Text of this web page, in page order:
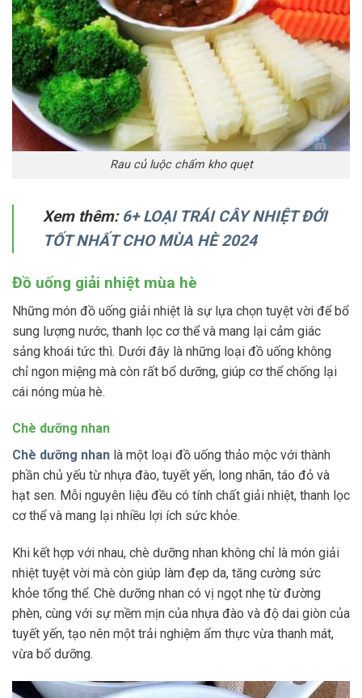
Rau củ luộc chấm kho quẹt
Xem thêm: 6+ LOẠI TRÁI CÂY NHIỆT ĐỚI
TỐT NHẤT CHO MÙA HÈ 2024
Đồ uống giải nhiệt mùa hè
Những món đồ uống giải nhiệt là sự lựa chọn tuyệt vời để bổ
sung lượng nước, thanh lọc cơ thể và mang lại cảm giác
sảng khoái tức thì. Dưới đây là những loại đồ uống không
chỉ ngon miệng mà còn rất bổ dưỡng, giúp cơ thể chống lại
cái nóng mùa hè.
Chè dưỡng nhan
Chè dưỡng nhan là một loại đồ uống thảo mộc với thành
phần chủ yếu từ nhựa đào, tuyết yến, long nhãn, táo đỏ và
hạt sen. Mỗi nguyên liệu đều có tính chất giải nhiệt, thanh lọc
cơ thể và mang lại nhiều lợi ích sức khỏe.
Khi kết hợp với nhau, chè dưỡng nhan không chỉ là món giải
nhiệt tuyệt vời mà còn giúp làm đẹp da, tăng cường sức
khỏe tổng thể. Chè dưỡng nhan có vị ngọt nhẹ từ đường
phèn, cùng với sự mềm mịn của nhựa đào và độ dai giòn của
tuyết yến, tạo nên một trải nghiệm ẩm thực vừa thanh mát,
vừa bổ dưỡng.